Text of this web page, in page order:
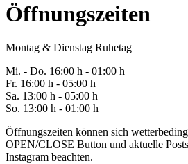
Öffnungszeiten
Montag & Dienstag Ruhetag
Mi. - Do. 16:00 h - 01:00 h
Fr. 16:00 h - 05:00 h
Sa. 13:00 h - 05:00 h
So. 13:00 h - 01:00 h
Öffnungszeiten können sich
OPEN/CLOSE Button und aktuelle
Instagram beachten.